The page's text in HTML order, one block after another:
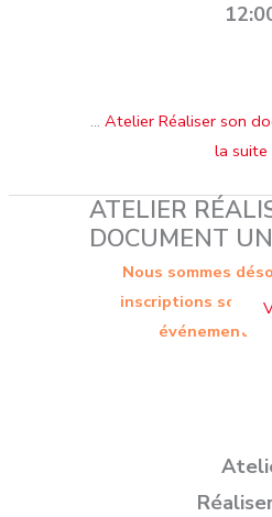
… Atelier Réaliser son
la suite
ATELIER
DOCUMENT
Nous sommes
inscriptions sont
événement